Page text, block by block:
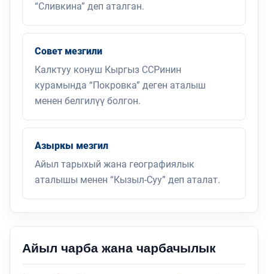
“Сливкина” деп аталган.
Совет мезгили
Калктуу конуш Кыргыз ССРинин
курамында “Покровка” деген аталыш
менен белгилүү болгон.
Азыркы мезгил
Айыл тарыхый жана географиялык
аталышы менен “Кызыл-Суу” деп аталат.
Айыл чарба жана чарбачылык